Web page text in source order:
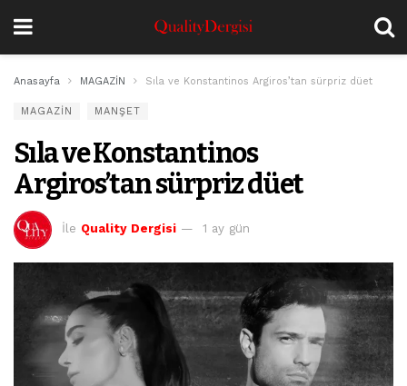
Anasayfa MAGAZİN Sıla ve Konstantinos Argiros’tan sürpriz düet
MAGAZİN MANŞET
Sıla ve Konstantinos
Argiros’tan sürpriz düet
İle Quality Dergisi 1 ay gün